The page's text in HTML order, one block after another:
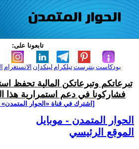
تابعونا على:
الانستغرام لينكدإن تيلكرامبنترست بودكاست
تبرعاتكم وتبرعاتكن المالية تحفظ
فشاركونا في دعم استمرارية هذا
[اشترك في قناة ‫«الحوار المتمدن»
الحوار المتمدن - موبايل
الموقع الرئيسي